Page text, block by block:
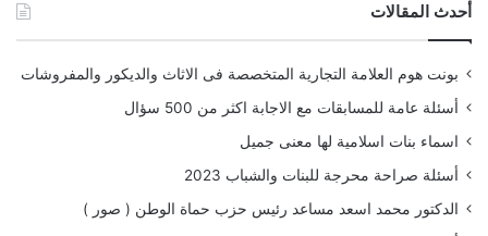
أحدث المقالات
بونت هوم العلامة التجارية المتخصصة فى الاثاث والديكور والمفروشات
أسئلة عامة للمسابقات مع الاجابة اكثر من 500 سؤال
اسماء بنات اسلامية لها معنى جميل
أسئلة صراحة محرجة للبنات والشباب 2023
الدكتور محمد اسعد مساعد رئيس حزب حماة الوطن ( صور )